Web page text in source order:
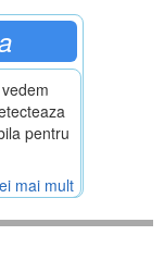
pentru
mai mult